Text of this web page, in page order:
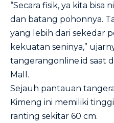
“Secara fisik, ya kita bisa
dan batang pohonnya.
yang lebih dari sekedar
kekuatan seninya,”
tangerangonline.id saat
Mall.
Sejauh pantauan
Kimeng ini memiliki
ranting sekitar 60 cm.